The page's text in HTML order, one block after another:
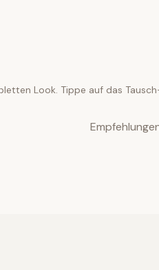
Look. Tippe auf das